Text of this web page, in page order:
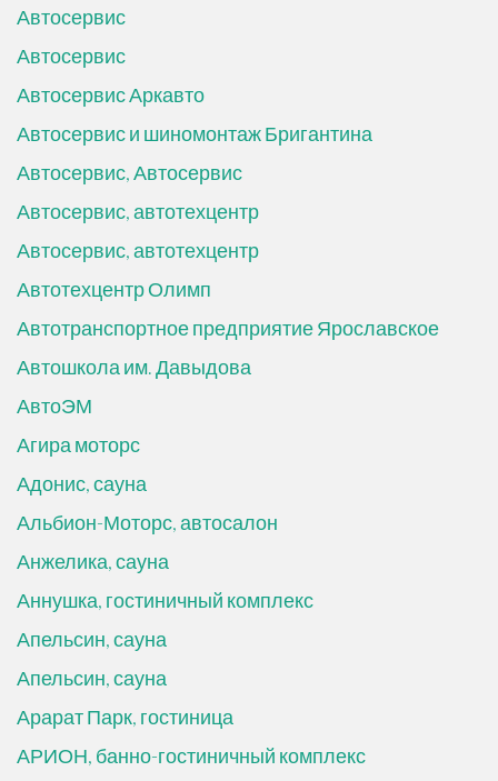
Автосервис
Автосервис
Автосервис Аркавто
Автосервис и шиномонтаж Бригантина
Автосервис, Автосервис
Автосервис, автотехцентр
Автосервис, автотехцентр
Автотехцентр Олимп
Автотранспортное предприятие Ярославское
Автошкола им. Давыдова
АвтоЭМ
Агира моторс
Адонис, сауна
Альбион-Моторс, автосалон
Анжелика, сауна
Аннушка, гостиничный комплекс
Апельсин, сауна
Апельсин, сауна
Арарат Парк, гостиница
АРИОН, банно-гостиничный комплекс